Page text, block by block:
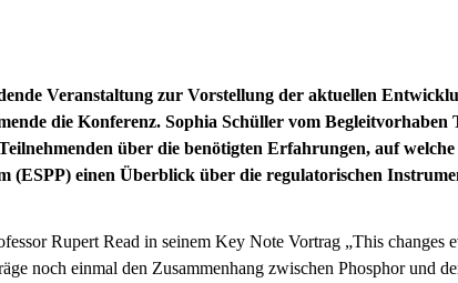
Veranstaltung zur Vorstellung der aktuellen
die Konferenz. Sophia Schüller vom
über die benötigten Erfahrungen, auf
einen Überblick über die regulatorischen
Rupert Read in seinem Key Note Vortrag „This
noch einmal den Zusammenhang zwischen Phosphor und